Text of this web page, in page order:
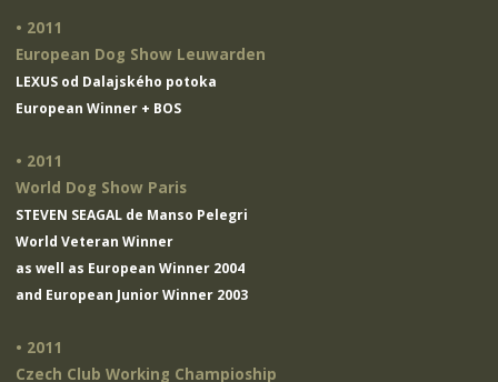
• 2011
European Dog Show Leuwarden
LEXUS od Dalajského potoka
European Winner + BOS
• 2011
World Dog Show Paris
STEVEN SEAGAL de Manso Pelegri
World Veteran Winner
as well as European Winner 2004
and European Junior Winner 2003
• 2011
Czech Club Working Champioship